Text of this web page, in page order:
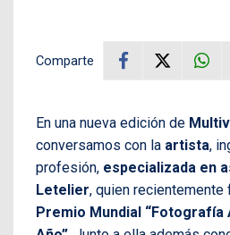
Comparte
En una nueva edición de
conversamos con la artista,
profesión, especializada en
Letelier, quien recientemente
Premio Mundial